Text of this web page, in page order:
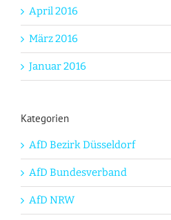
April 2016
März 2016
Januar 2016
Kategorien
AfD Bezirk Düsseldorf
AfD Bundesverband
AfD NRW